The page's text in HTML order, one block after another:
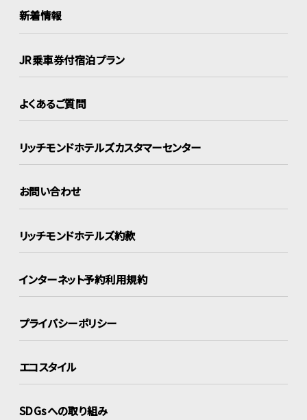
新着情報
JR乗車券付宿泊プラン
よくあるご質問
リッチモンドホテルズカスタマーセンター
お問い合わせ
リッチモンドホテルズ約款
インターネット予約利用規約
プライバシーポリシー
エコスタイル
SDGsへの取り組み